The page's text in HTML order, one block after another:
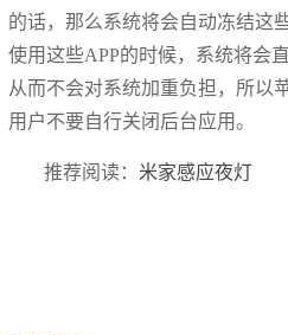
的话，那么系统将会自动冻结这
使用这些APP的时候，系统将会
从而不会对系统加重负担，所以
用户不要自行关闭后台应用。
推荐阅读： 米家感应夜灯